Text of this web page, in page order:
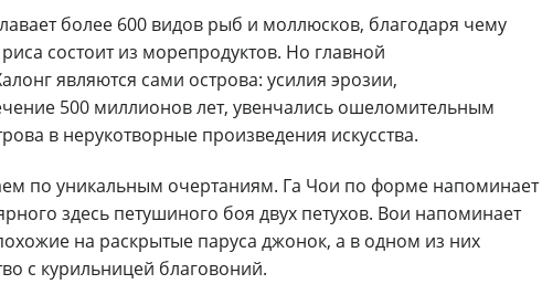
более 600 видов рыб и моллюсков, благодаря чему
состоит из морепродуктов. Но главной
являются сами острова: усилия эрозии,
500 миллионов лет, увенчались ошеломительным
в нерукотворные произведения искусства.
по уникальным очертаниям. Га Чои по форме напоминает
здесь петушиного боя двух петухов. Вои напоминает
на раскрытые паруса джонок, а в одном из них
с курильницей благовоний.